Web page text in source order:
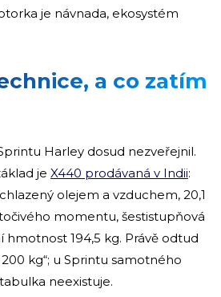
je návnada, ekosystém
a co zatím
Harley dosud nezveřejnil.
je X440 prodávaná v Indii:
olejem a vzduchem, 20,1
momentu, šestistupňová
hmotnost 194,5 kg. Právě odtud
kg“; u Sprintu samotného
neexistuje.